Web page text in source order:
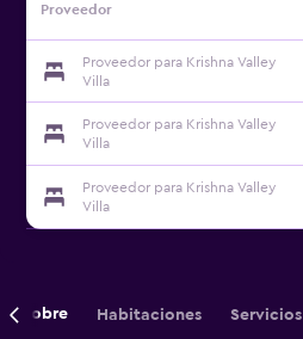
Proveedor
Proveedor para Krishna Valley
Villa
Proveedor para Krishna Valley
Villa
Proveedor para Krishna Valley
Villa
Sobre Habitaciones Servicios